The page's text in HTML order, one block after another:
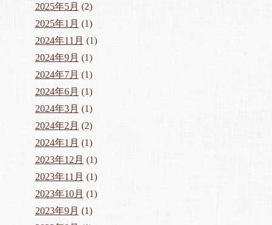
2025年5月 (2)
2025年1月 (1)
2024年11月 (1)
2024年9月 (1)
2024年7月 (1)
2024年6月 (1)
2024年3月 (1)
2024年2月 (2)
2024年1月 (1)
2023年12月 (1)
2023年11月 (1)
2023年10月 (1)
2023年9月 (1)